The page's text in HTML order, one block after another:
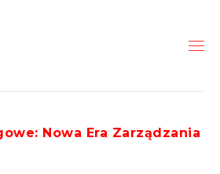
Nowa Era Zarządzania